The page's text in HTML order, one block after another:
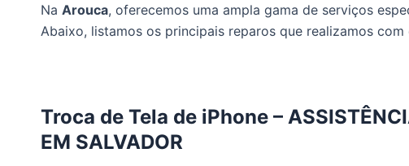
Na Arouca, oferecemos uma ampla gama de serviços
Abaixo, listamos os principais reparos que realizamos com
Troca de Tela de iPhone –
EM SALVADOR